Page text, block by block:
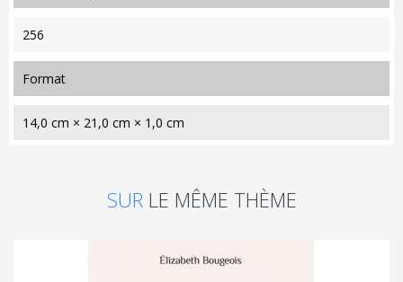
256
format
14,0 cm × 21,0 cm × 1,0 cm
SUR LE MÊME THÈME